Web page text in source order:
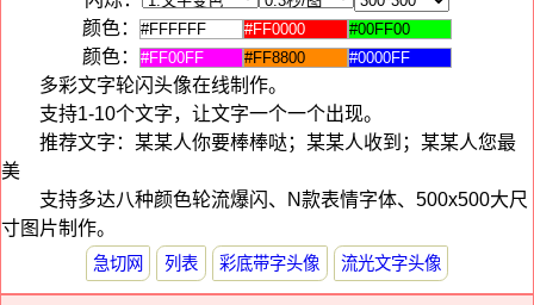
颜色：
颜色：
多彩文字轮闪头像在线制作。
支持1-10个文字，让文字一个一个出现。
推荐文字：某某人你要棒棒哒；某某人收到；某某人您最
美
支持多达八种颜色轮流爆闪、N款表情字体、500x500大尺
寸图片制作。
急切网 列表 彩底带字头像 流光文字头像